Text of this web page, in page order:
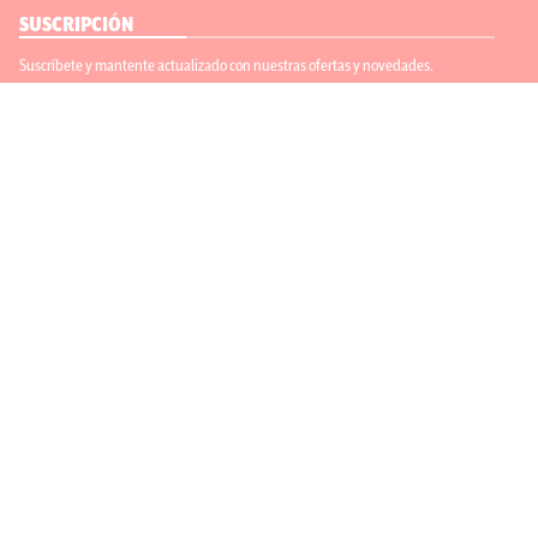
SUSCRIPCIÓN
Suscríbete y mantente actualizado con nuestras ofertas y novedades.